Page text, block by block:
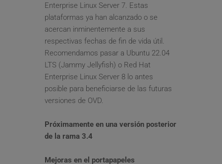
Enterprise Linux Server 7. Estas
plataformas ya han alcanzado o se
acercan inminentemente a sus
respectivas fechas de fin de vida útil.
Recomendamos pasar a Ubuntu 22.04
LTS (Jammy Jellyfish) o Red Hat
Enterprise Linux Server 8 lo antes
posible para beneficiarse de las futuras
versiones de OVD.
Próximamente en una versión posterior
de la rama 3.4
Mejoras en el portapapeles